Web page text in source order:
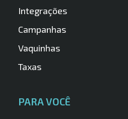
Integrações
Campanhas
Vaquinhas
Taxas
PARA VOCÊ